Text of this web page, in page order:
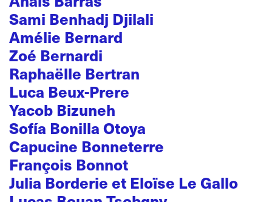
Sami Benhadj Djilali
Amélie Bernard
Zoé Bernardi
Raphaëlle Bertran
Luca Beux-Prere
Yacob Bizuneh
Sofía Bonilla Otoya
Capucine Bonneterre
François Bonnot
Julia Borderie et Eloïse Le Gallo